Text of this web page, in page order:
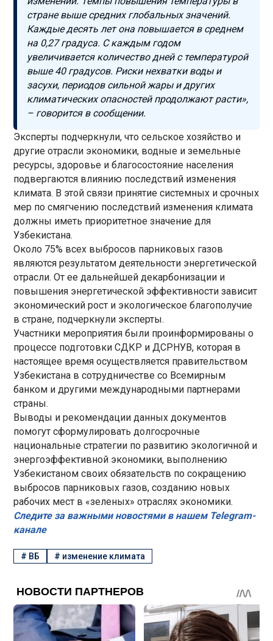
стране выше средних глобальных значений.
Каждые десять лет она повышается в среднем
на 0,27 градуса. С каждым годом
увеличивается количество дней с температурой
выше 40 градусов. Риски нехватки воды и
засухи, периодов сильной жары и других
климатических опасностей продолжают расти»,
– говорится в сообщении.
Эксперты подчеркнули, что сельское хозяйство и
другие отрасли экономики, водные и земельные
ресурсы, здоровье и благосостояние населения
подвергаются влиянию последствий изменения
климата. В этой связи принятие системных и срочных
мер по смягчению последствий изменения климата
должны иметь приоритетное значение для
Узбекистана.
Около 75% всех выбросов парниковых газов
являются результатом деятельности энергетической
отрасли. От ее дальнейшей декарбонизации и
повышения энергетической эффективности зависит
экономический рост и экологическое благополучие
в стране, подчеркнули эксперты.
Участники мероприятия были проинформированы о
процессе подготовки СДКР и ДСРНУВ, которая в
настоящее время осуществляется правительством
Узбекистана в сотрудничестве со Всемирным
банком и другими международными партнерами
страны.
Выводы и рекомендации данных документов
помогут сформулировать долгосрочные
национальные стратегии по развитию экологичной и
энергоэффективной экономики, выполнению
Узбекистаном своих обязательств по сокращению
выбросов парниковых газов, созданию новых
рабочих мест в «зеленых» отраслях экономики.
Следите за важными новостями в нашем Telegram-
канале
# ВБ # изменение климата